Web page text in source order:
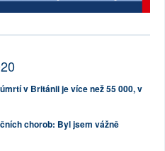
v Británii je více než 55 000, v
chorob: Byl jsem vážně